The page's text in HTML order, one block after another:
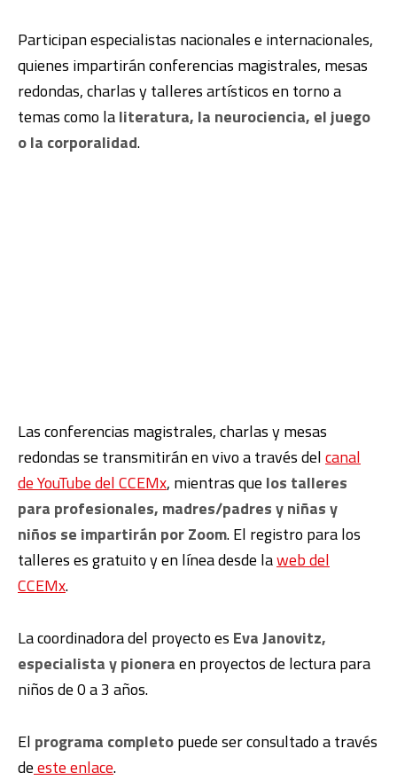
Participan especialistas nacionales e internacionales,
quienes impartirán conferencias magistrales, mesas
redondas, charlas y talleres artísticos en torno a
temas como laliteratura, la neurociencia, el juego
o la corporalidad.
Las conferencias magistrales, charlas y mesas
redondas se transmitirán en vivo a través delcanal
de YouTube del CCEMx, mientras que los talleres
para profesionales, madres/padres y niñas y
niños se impartirán por Zoom. El registro para los
talleres es gratuito y en línea desde laweb del
CCEMx.
La coordinadora del proyecto es Eva Janovitz,
especialista y pioneraen proyectos de lectura para
niños de 0 a 3 años.
El programa completopuede ser consultado a través
deeste enlace.